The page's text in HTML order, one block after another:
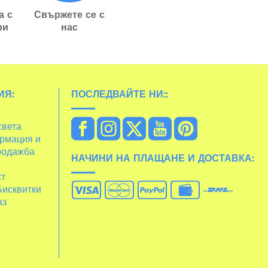
с
Свържете се с
нас
и
ПОСЛЕДВАЙТЕ НИ::
НАЧИНИ НА ПЛАЩАНЕ И ДОСТАВКА: